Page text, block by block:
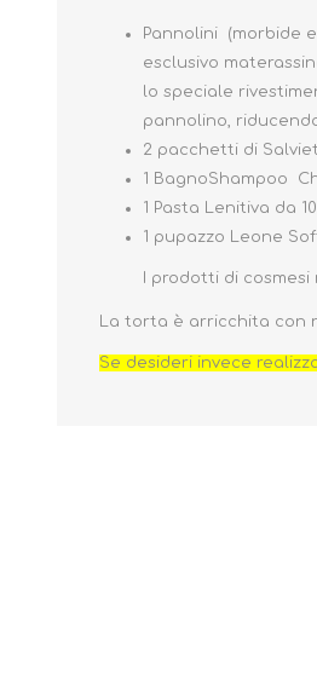
Pannolini (morbide
esclusivo
lo speciale
pannolino,
2 pacchetti di
1 BagnoShampoo
1 Pasta Lenitiva da
1 pupazzo Leone
I prodotti di
La torta è arricchita con
Se desideri invece